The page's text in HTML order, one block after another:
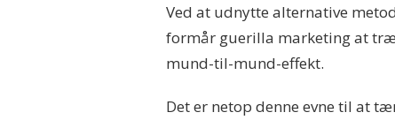
Ved at udnytte alternative
formår guerilla marketing at
mund-til-mund-effekt.
Det er netop denne evne til at